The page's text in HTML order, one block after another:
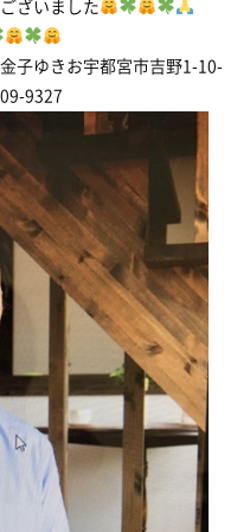
ざいました
ゆきお宇都宮市吉野1-10-
9327